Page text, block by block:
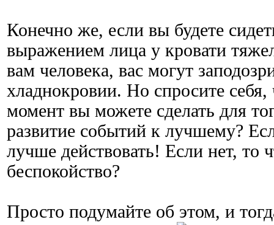
Конечно же, если вы будете
выражением лица у кровати
вам человека, вас могут
хладнокровии. Но спросите
момент вы можете сделать для
развитие событий к лучшему?
лучше действовать! Если нет, то
беспокойство?
Просто подумайте об этом, и